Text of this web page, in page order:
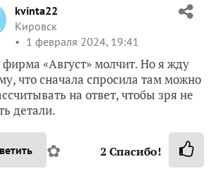
kvinta22
Кировск
1 февраля 2024, 19:41
«Август» молчит. Но я жду
что сначала спросила там можно
на ответ, чтобы зря не
детали.
✿ 2 Спасибо!